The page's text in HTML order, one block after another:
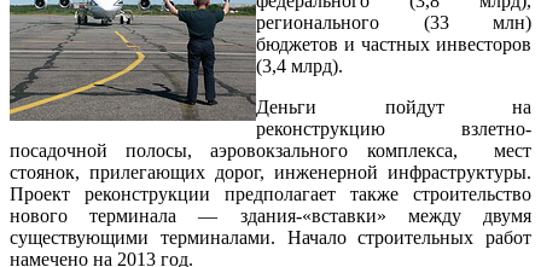
регионального (33 млн)
бюджетов и частных инвесторов
(3,4 млрд).
Деньги пойдут на
реконструкцию взлетно-
посадочной полосы, аэровокзального комплекса, мест
стоянок, прилегающих дорог, инженерной инфраструктуры.
Проект реконструкции предполагает также строительство
нового терминала — здания-«вставки» между двумя
существующими терминалами. Начало строительных работ
намечено на 2013 год.